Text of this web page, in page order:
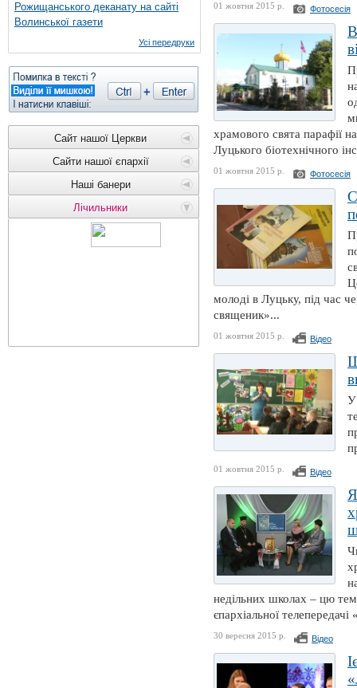
Рожищанського деканату на сайті
Волинської газети
Усі передруки
Сайт нашої Церкви
Сайти нашої єпархії
Наші банери
Лічильники
01 жовтня 2015 р. Фотосесія
храмового свята парафії
Луцького біотехнічного
01 жовтня 2015 р. Фотосесія
молоді в Луцьку, під час
священик»...
01 жовтня 2015 р. Відео
У
01 жовтня 2015 р. Відео
недільних школах – цю
єпархіальної
30 вересня 2015 р. Відео